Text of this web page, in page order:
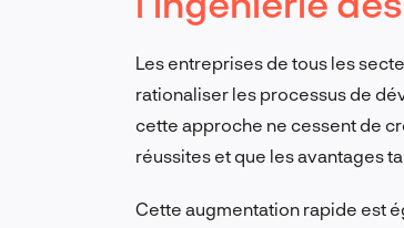
Les entreprises de tous les
rationaliser les processus de
cette approche ne cessent de
réussites et que les avantages
Cette augmentation rapide est